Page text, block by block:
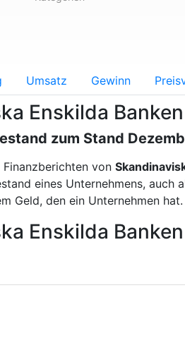
Umsatz Gewinn
Enskilda
zum Stand
Finanzberichten von
eines Unternehmens,
Geld, den ein Unternehmen hat.
Enskilda